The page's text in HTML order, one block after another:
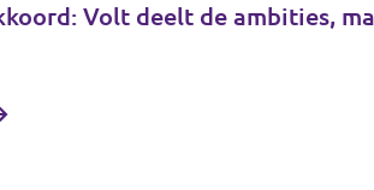
Volt deelt de ambities,